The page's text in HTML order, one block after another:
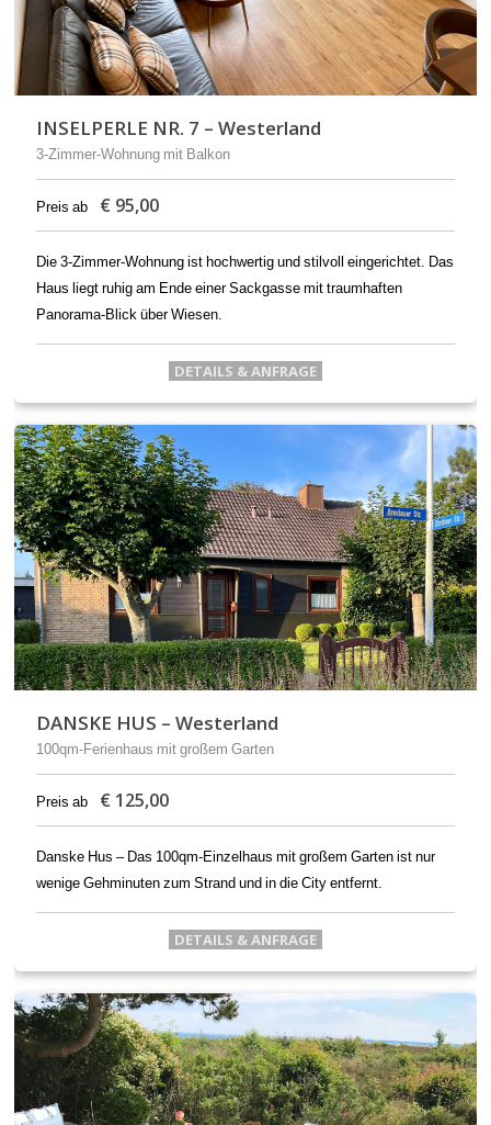
INSELPERLE NR. 7 – Westerland
3-Zimmer-Wohnung mit Balkon
Preis ab € 95,00
Die 3-Zimmer-Wohnung ist hochwertig und stilvoll eingerichtet. Das
Haus liegt ruhig am Ende einer Sackgasse mit traumhaften
Panorama-Blick über Wiesen.
DETAILS & ANFRAGE
DANSKE HUS – Westerland
100qm-Ferienhaus mit großem Garten
Preis ab € 125,00
Danske Hus – Das 100qm-Einzelhaus mit großem Garten ist nur
wenige Gehminuten zum Strand und in die City entfernt.
DETAILS & ANFRAGE